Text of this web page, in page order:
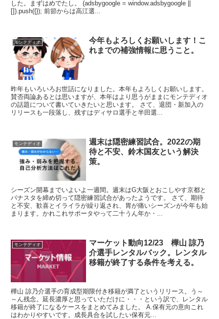
した。まずはめでたし。 (adsbygoogle = window.adsbygoogle ||
[]).push({}); 前節からは高江選...
モンテディオ
今年もよろしくお願いします！こ
れまでの補強情報に思うこと。
昨年もいろいろお世話になりました。本年もよろしくお願いします。
賛否両論あるとは思いますが、本年はより思うがままにモンテディオ
の話題について書いていきたいと思います。 さて、退団・新加入の
リリースも一段落し、残すはディサロ選手と半田選...
モンテディオ
週末は隠密練習試合。2022の期
待と不安、鈴木国友という解決
策。
シーズン開幕までいよいよ一週間。週末はG大阪とおこしやす京都と
パナスタを締め切って隠密練習試合があったようです。 さて、期待
と不安、歓喜とイライラが繰り返され、胃が痛いシーズンが今年も始
まります。かれこれサポータやって二十うん年か・...
モンテディオ
マーケット動向12/23 樺山 諒乃
介選手レンタルバック。レンタル
移籍が終了する条件を考える。
樺山 諒乃介選手の育成型期限付き移籍が満了というリリース。う～
～ん残念。延長濃厚と思っていただけに・・・という訳で、レンタル
移籍が終了になるケースをまとめてみました。 A.保有元の意向これ
はわかりやすいです。成長具合を試したい保有元...